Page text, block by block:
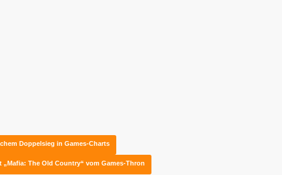
Doppelsieg in Games-Charts
The Old Country“ vom Games-Thron